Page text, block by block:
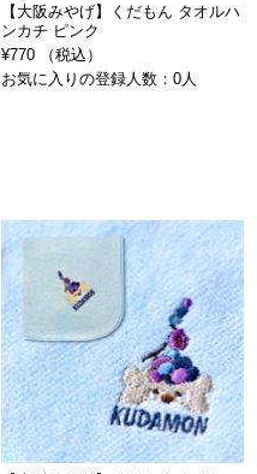
【大阪みやげ】くだもん タオルハ
ンカチ ピンク
¥770 （税込）
お気に入りの登録人数：0人